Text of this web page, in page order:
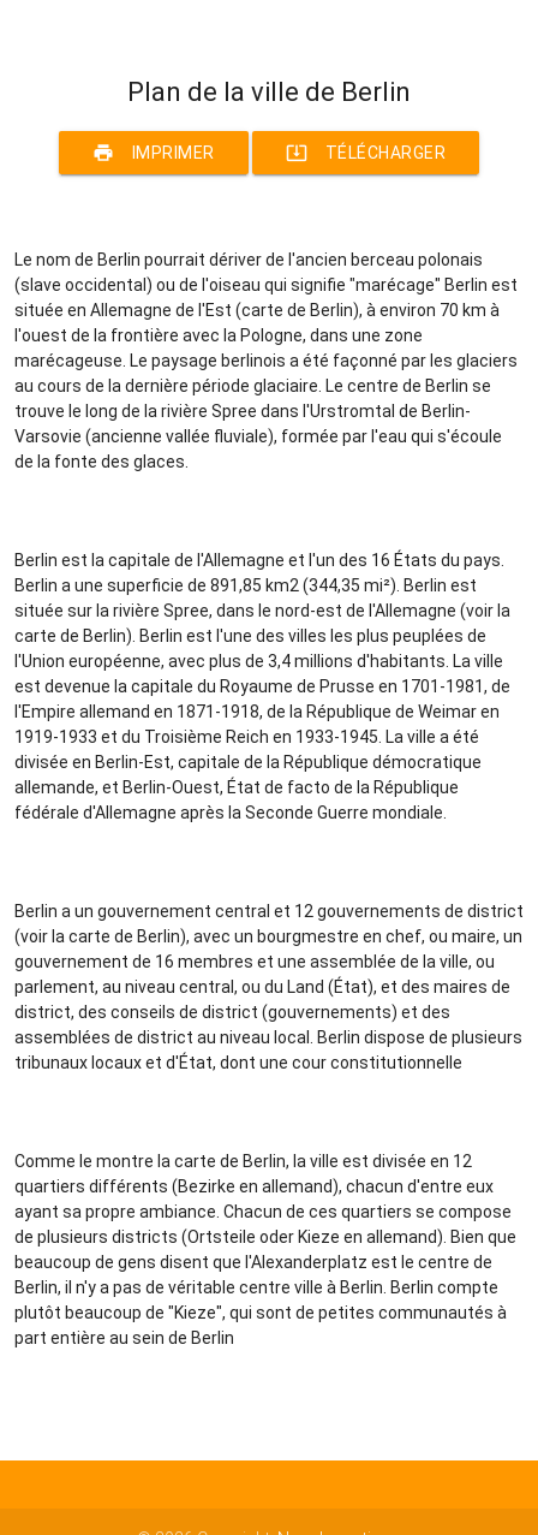
Plan de la ville de Berlin
print IMPRIMER system_update_alt TÉLÉCHARGER
Le nom de Berlin pourrait dériver de l'ancien berceau polonais
(slave occidental) ou de l'oiseau qui signifie "marécage" Berlin est
située en Allemagne de l'Est (carte de Berlin), à environ 70 km à
l'ouest de la frontière avec la Pologne, dans une zone
marécageuse. Le paysage berlinois a été façonné par les glaciers
au cours de la dernière période glaciaire. Le centre de Berlin se
trouve le long de la rivière Spree dans l'Urstromtal de Berlin-
Varsovie (ancienne vallée fluviale), formée par l'eau qui s'écoule
de la fonte des glaces.
Berlin est la capitale de l'Allemagne et l'un des 16 États du pays.
Berlin a une superficie de 891,85 km2 (344,35 mi²). Berlin est
située sur la rivière Spree, dans le nord-est de l'Allemagne (voir la
carte de Berlin). Berlin est l'une des villes les plus peuplées de
l'Union européenne, avec plus de 3,4 millions d'habitants. La ville
est devenue la capitale du Royaume de Prusse en 1701-1981, de
l'Empire allemand en 1871-1918, de la République de Weimar en
1919-1933 et du Troisième Reich en 1933-1945. La ville a été
divisée en Berlin-Est, capitale de la République démocratique
allemande, et Berlin-Ouest, État de facto de la République
fédérale d'Allemagne après la Seconde Guerre mondiale.
Berlin a un gouvernement central et 12 gouvernements de district
(voir la carte de Berlin), avec un bourgmestre en chef, ou maire, un
gouvernement de 16 membres et une assemblée de la ville, ou
parlement, au niveau central, ou du Land (État), et des maires de
district, des conseils de district (gouvernements) et des
assemblées de district au niveau local. Berlin dispose de plusieurs
tribunaux locaux et d'État, dont une cour constitutionnelle
Comme le montre la carte de Berlin, la ville est divisée en 12
quartiers différents (Bezirke en allemand), chacun d'entre eux
ayant sa propre ambiance. Chacun de ces quartiers se compose
de plusieurs districts (Ortsteile oder Kieze en allemand). Bien que
beaucoup de gens disent que l'Alexanderplatz est le centre de
Berlin, il n'y a pas de véritable centre ville à Berlin. Berlin compte
plutôt beaucoup de "Kieze", qui sont de petites communautés à
part entière au sein de Berlin